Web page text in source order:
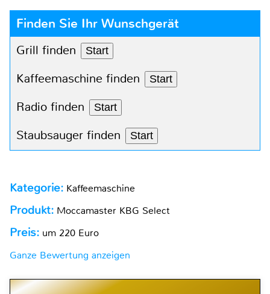
Finden Sie Ihr Wunschgerät
Grill finden Start
Kaffeemaschine finden Start
Radio finden Start
Staubsauger finden Start
Kategorie: Kaffeemaschine
Produkt: Moccamaster KBG Select
Preis: um 220 Euro
Ganze Bewertung anzeigen